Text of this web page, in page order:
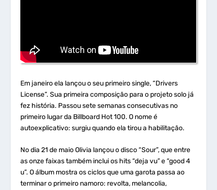
Em janeiro ela lançou o seu primeiro single, “Drivers
License”. Sua primeira composição para o projeto solo já
fez história. Passou sete semanas consecutivas no
primeiro lugar da Billboard Hot 100. O nome é
autoexplicativo: surgiu quando ela tirou a habilitação.
No dia 21 de maio Olivia lançou o disco “Sour”, que entre
as onze faixas também inclui os hits “deja vu” e “good 4
u”. O álbum mostra os ciclos que uma garota passa ao
terminar o primeiro namoro: revolta, melancolia,